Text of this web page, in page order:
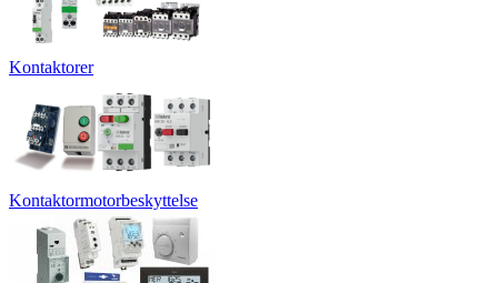
Kontaktorer
Kontaktormotorbeskyttelse